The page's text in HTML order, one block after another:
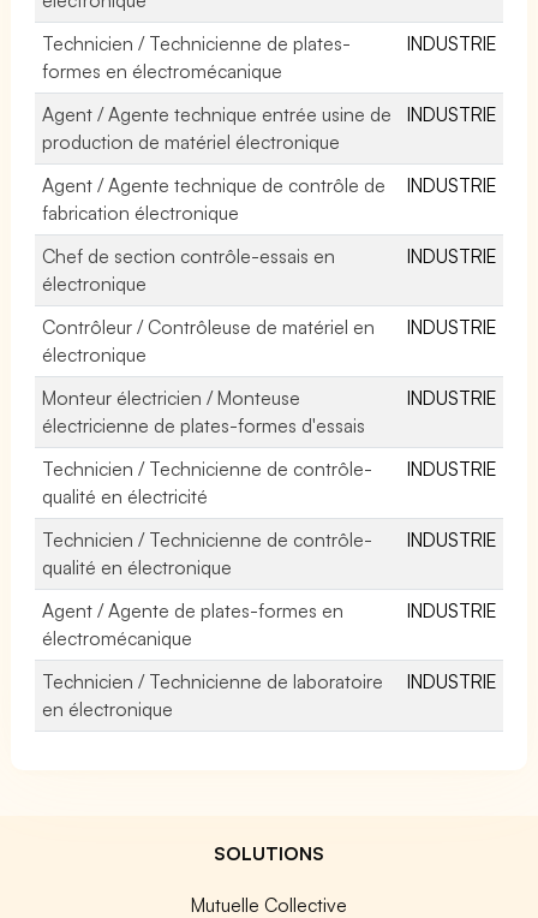
Technicien / Technicienne de plates-
formes en électromécanique
INDUSTRIE
Agent / Agente technique entrée usine de
production de matériel électronique
INDUSTRIE
Agent / Agente technique de contrôle de
fabrication électronique
INDUSTRIE
Chef de section contrôle-essais en
électronique
INDUSTRIE
Contrôleur / Contrôleuse de matériel en
électronique
INDUSTRIE
Monteur électricien / Monteuse
électricienne de plates-formes d'essais
INDUSTRIE
Technicien / Technicienne de contrôle-
qualité en électricité
INDUSTRIE
Technicien / Technicienne de contrôle-
qualité en électronique
INDUSTRIE
Agent / Agente de plates-formes en
électromécanique
INDUSTRIE
Technicien / Technicienne de laboratoire
en électronique
INDUSTRIE
SOLUTIONS
Mutuelle Collective